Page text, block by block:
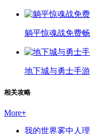
躺平惊魂战免费
地下城与勇士手
相关攻略
More+
我的世界雾中人